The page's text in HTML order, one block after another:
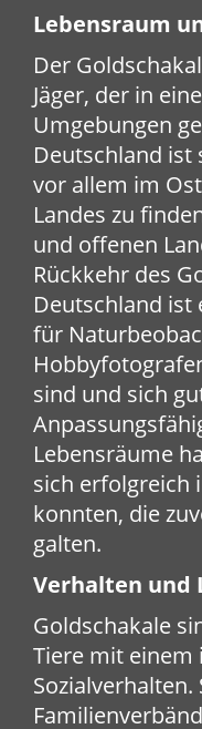
Lebensraum
Der
Jäger, der in
Umgebungen
Deutschland ist
vor allem im
Landes zu
und offenen
Rückkehr des
Deutschland ist
für
sind und sich
Lebensräume
sich erfolgreich
konnten, die
galten.
Verhalten und
Goldschakale
Tiere mit einem